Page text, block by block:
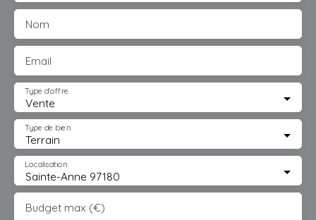
Nom
Email
Vente
Type d'offre
Terrain
Type de bien
Sainte-Anne 97180
Localisation
Budget max (€)